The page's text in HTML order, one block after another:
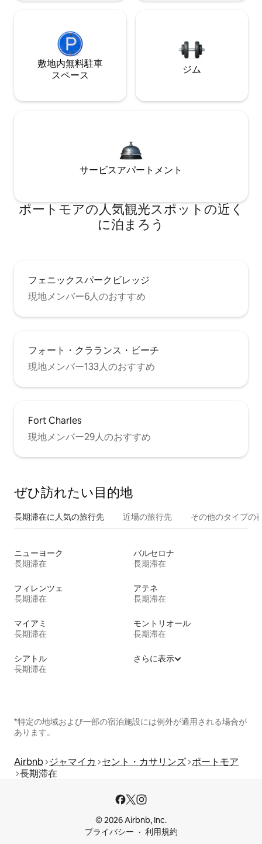
敷地内無料駐⁠車
ス⁠ペ⁠ー⁠ス
ジム
サービスアパートメント
ポートモアの人気観光スポットの近く
に泊まろう
フェニックスパークビレッジ
現地メンバー6人のおすすめ
フォート・クラランス・ビーチ
現地メンバー133人のおすすめ
Fort Charles
現地メンバー29人のおすすめ
ぜひ訪⁠れ⁠た⁠い目⁠的⁠地
長期滞在に人気の旅行先 近場の旅行先 その他のタ⁠イ⁠プ⁠の
ニューヨーク
長期滞在
バルセロナ
長期滞在
フィレンツェ
長期滞在
アテネ
長期滞在
マイアミ
長期滞在
モントリオール
長期滞在
シアトル
長期滞在
さらに表示
*特定の地域および一部の宿泊施設には例外が適用される場合が
あります。
Airbnb ジャマイカ セント・カサリンズ ポートモア
長期滞在
© 2026 Airbnb, Inc.
プライバシー
利用規約